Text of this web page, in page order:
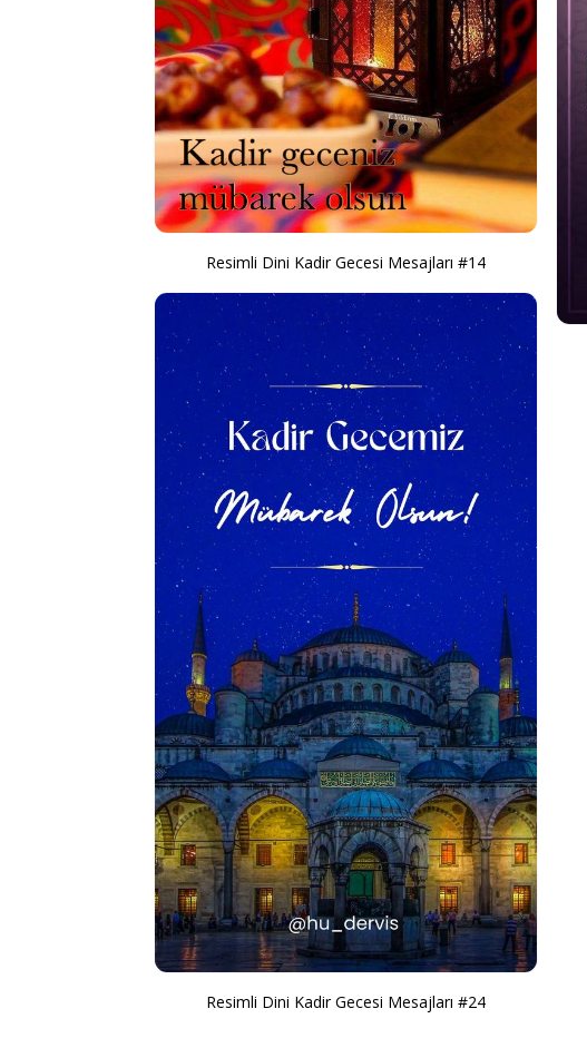
Resimli Dini Kadir Gecesi Mesajları #14
Resimli Dini Kadir Gecesi Mesajları #24